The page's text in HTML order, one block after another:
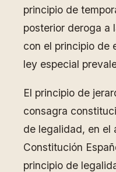
principio de
posterior deroga a
con el principio de
ley especial
El principio de
consagra
de legalidad, en el
Constitución
principio de